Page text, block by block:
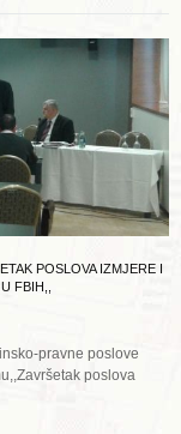
POSLOVA IZMJERE I
FBIH,,
pravne poslove
poslova